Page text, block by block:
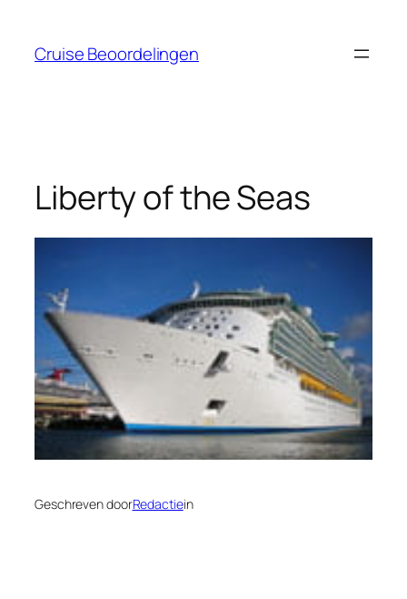
Cruise Beoordelingen
Liberty of the Seas
Geschreven doorRedactiein